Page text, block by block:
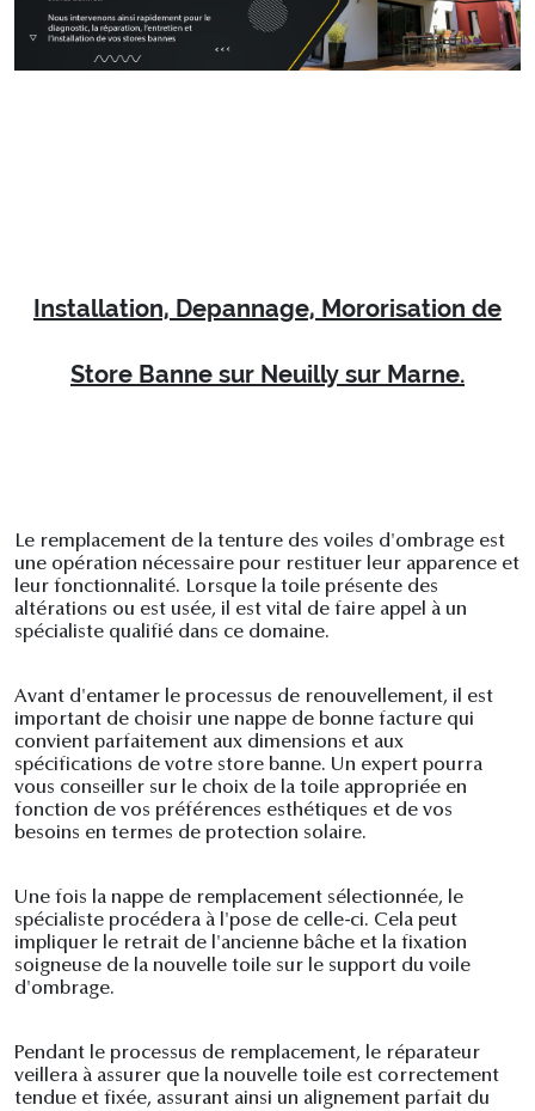
Installation, Depannage, Mororisation de
Store Banne sur Neuilly sur Marne.
Le remplacement de la tenture des voiles d'ombrage est
une opération nécessaire pour restituer leur apparence et
leur fonctionnalité. Lorsque la toile présente des
altérations ou est usée, il est vital de faire appel à un
spécialiste qualifié dans ce domaine.
Avant d'entamer le processus de renouvellement, il est
important de choisir une nappe de bonne facture qui
convient parfaitement aux dimensions et aux
spécifications de votre store banne. Un expert pourra
vous conseiller sur le choix de la toile appropriée en
fonction de vos préférences esthétiques et de vos
besoins en termes de protection solaire.
Une fois la nappe de remplacement sélectionnée, le
spécialiste procédera à l'pose de celle-ci. Cela peut
impliquer le retrait de l'ancienne bâche et la fixation
soigneuse de la nouvelle toile sur le support du voile
d'ombrage.
Pendant le processus de remplacement, le réparateur
veillera à assurer que la nouvelle toile est correctement
tendue et fixée, assurant ainsi un alignement parfait du